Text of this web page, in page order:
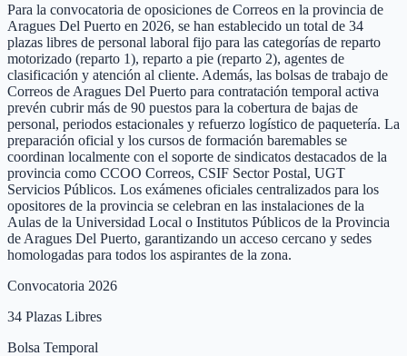
Para la convocatoria de oposiciones de Correos en la provincia de
Aragues Del Puerto en 2026, se han establecido un total de 34
plazas libres de personal laboral fijo para las categorías de reparto
motorizado (reparto 1), reparto a pie (reparto 2), agentes de
clasificación y atención al cliente. Además, las bolsas de trabajo de
Correos de Aragues Del Puerto para contratación temporal activa
prevén cubrir más de 90 puestos para la cobertura de bajas de
personal, periodos estacionales y refuerzo logístico de paquetería. La
preparación oficial y los cursos de formación baremables se
coordinan localmente con el soporte de sindicatos destacados de la
provincia como CCOO Correos, CSIF Sector Postal, UGT
Servicios Públicos. Los exámenes oficiales centralizados para los
opositores de la provincia se celebran en las instalaciones de la
Aulas de la Universidad Local o Institutos Públicos de la Provincia
de Aragues Del Puerto, garantizando un acceso cercano y sedes
homologadas para todos los aspirantes de la zona.
Convocatoria 2026
34 Plazas Libres
Bolsa Temporal